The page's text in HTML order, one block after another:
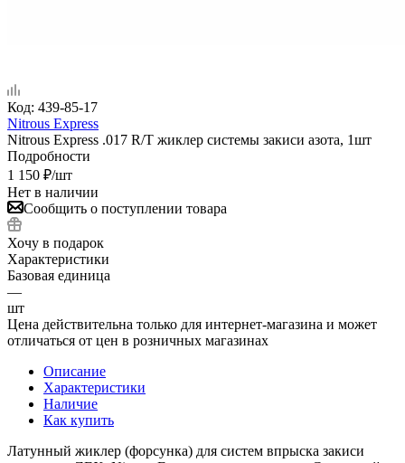
Код: 439-85-17
Nitrous Express
Nitrous Express .017 R/T жиклер системы закиси азота, 1шт
Подробности
1 150 ₽/шт
Нет в наличии
Сообщить о поступлении товара
Хочу в подарок
Характеристики
Базовая единица
—
шт
Цена действительна только для интернет-магазина и может
отличаться от цен в розничных магазинах
Описание
Характеристики
Наличие
Как купить
Латунный жиклер (форсунка) для систем впрыска закиси